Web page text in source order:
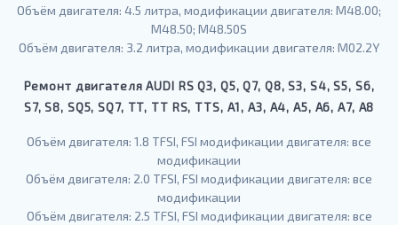
Объём двигателя: 4.5 литра, модификации двигателя: М48.00;
М48.50; M48.50S
Объём двигателя: 3.2 литра, модификации двигателя: М02.2Y
Ремонт двигателя AUDI RS Q3, Q5, Q7, Q8, S3, S4, S5, S6,
S7, S8, SQ5, SQ7, TT, TT RS, TTS, A1, A3, A4, A5, A6, A7, A8
Объём двигателя: 1.8 TFSI, FSI модификации двигателя: все
модификации
Объём двигателя: 2.0 TFSI, FSI модификации двигателя: все
модификации
Объём двигателя: 2.5 TFSI, FSI модификации двигателя: все